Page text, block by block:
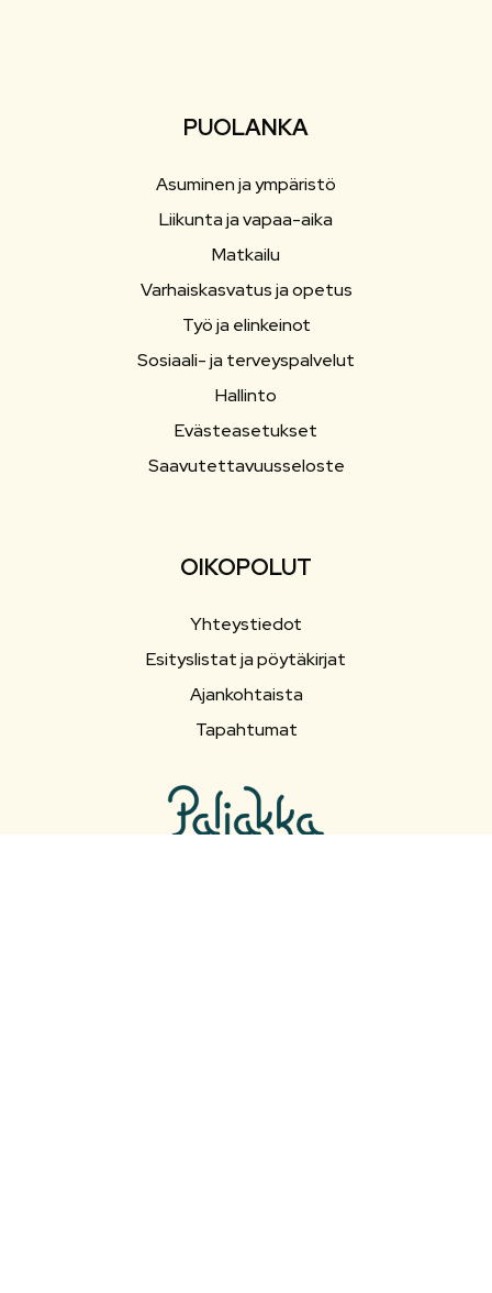
PUOLANKA
Asuminen ja ympäristö
Liikunta ja vapaa-aika
Matkailu
Varhaiskasvatus ja opetus
Työ ja elinkeinot
Sosiaali- ja terveyspalvelut
Hallinto
Evästeasetukset
Saavutettavuusseloste
OIKOPOLUT
Yhteystiedot
Esityslistat ja pöytäkirjat
Ajankohtaista
Tapahtumat